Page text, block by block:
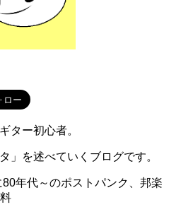
ター初心者。
」を述べていくブログです。
80年代～のポストパンク、邦楽